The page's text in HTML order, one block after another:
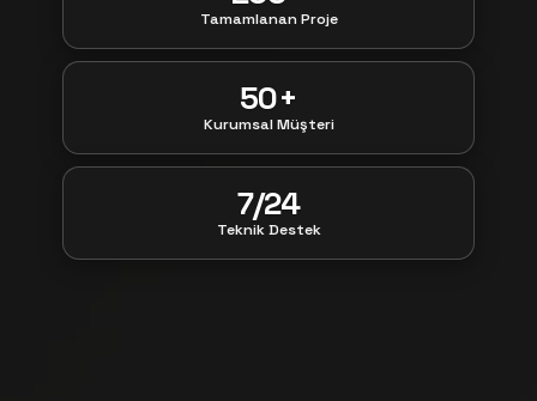
Tamamlanan Proje
50+
Kurumsal Müşteri
7/24
Teknik Destek